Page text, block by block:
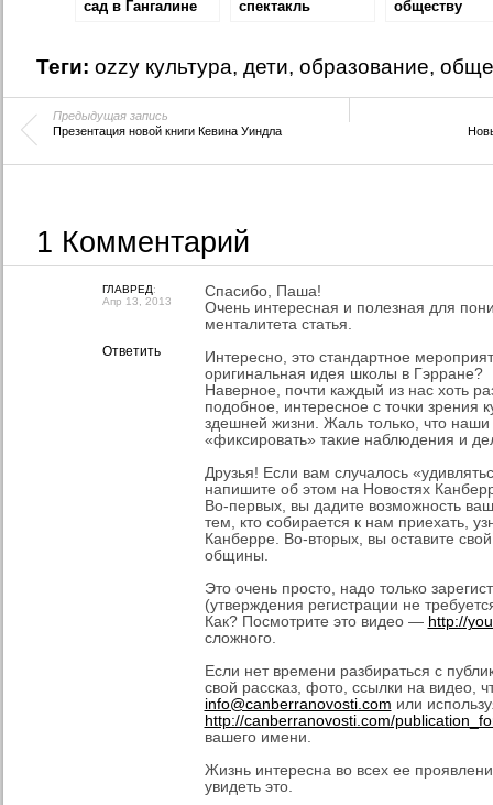
сад в Гангалине
спектакль
обществу
Теги: ozzy культура, дети, образование,
Предыдущая запись
Презентация новой книги Кевина Уиндла
1 Комментарий
ГЛАВРЕД:
Апр 13, 2013
Ответить
Спасибо, Паша!
Очень интересная и полезная для
менталитета статья.
Интересно, это стандартное
оригинальная идея школы в Гэрране?
Наверное, почти каждый из нас хоть
подобное, интересное с точки зрения
здешней жизни. Жаль только, что
«фиксировать» такие наблюдения и
Друзья! Если вам случалось
напишите об этом на Новостях
Во-первых, вы дадите возможность
тем, кто собирается к нам приехать,
Канберре. Во-вторых, вы оставите
общины.
Это очень просто, надо только
(утверждения регистрации не
Как? Посмотрите это видео — http://
сложного.
Если нет времени разбираться с
свой рассказ, фото, ссылки на видео,
info@canberranovosti.com или
http://canberranovosti.com/
вашего имени.
Жизнь интересна во всех ее
увидеть это.